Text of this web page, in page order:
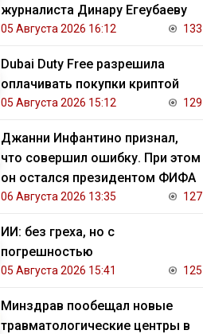
журналиста Динару Егеубаеву
05 Августа 2026 16:12 133
Dubai Duty Free разрешила
оплачивать покупки криптой
05 Августа 2026 15:12 129
Джанни Инфантино признал,
что совершил ошибку. При этом
он остался президентом ФИФА
06 Августа 2026 13:35 127
ИИ: без греха, но с
погрешностью
05 Августа 2026 15:41 125
Минздрав пообещал новые
травматологические центры в